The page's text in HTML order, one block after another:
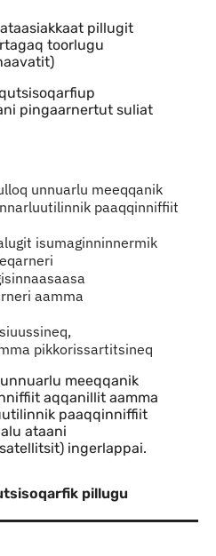
pillugit
toorlugu
pingaarnertut suliat
unnuarlu meeqqanik
paaqqinniffiit
isumaginninnermik
aamma
pikkorissartitsineq
meeqqanik
aqqanillit aamma
paaqqinniffiit
ataani
ingerlappai.
pillugu